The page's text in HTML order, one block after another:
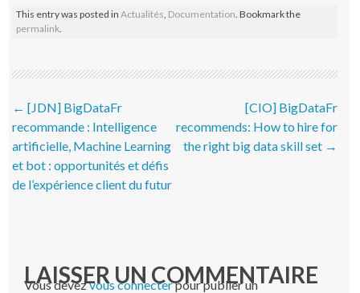
This entry was posted inActualités Documentation . Bookmark the
permalink
Post navigation
← [JDN] BigDataFr
recommande : Intelligence
artificielle, Machine Learning
et bot : opportunités et défis
de l’expérience client du futur
[CIO] BigDataFr
recommends: How to hire for
the right big data skill set →
LAISSER UN COMMENTAIRE
Vous devezvous connecterpour publier un